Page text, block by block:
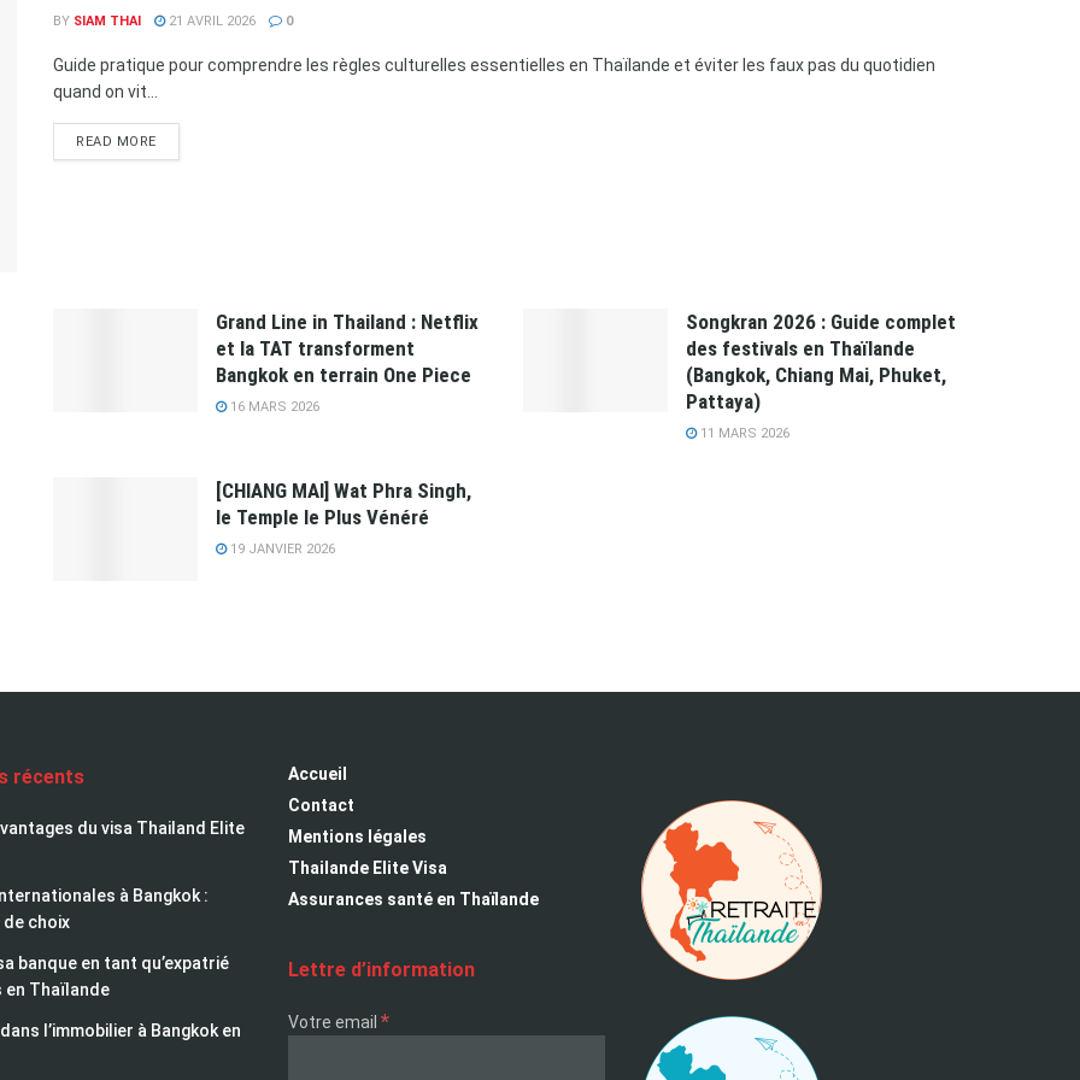
BY SIAM THAI 21 AVRIL 2026 0
Guide pratique pour comprendre les règles culturelles essentielles en Thaïlande et éviter les faux pas du quotidien
quand on vit...
READ MORE
Grand Line in Thailand : Netflix
et la TAT transforment
Bangkok en terrain One Piece
16 MARS 2026
Songkran 2026 : Guide complet
des festivals en Thaïlande
(Bangkok, Chiang Mai, Phuket,
Pattaya)
11 MARS 2026
[CHIANG MAI] Wat Phra Singh,
le Temple le Plus Vénéré
19 JANVIER 2026
récents
du visa Thailand Elite
à Bangkok :
choix
banque en tant qu’expatrié
Thaïlande
l’immobilier à Bangkok en
Accueil
Contact
Mentions légales
Thailande Elite Visa
Assurances santé en Thaïlande
Lettre d’information
Votre email *